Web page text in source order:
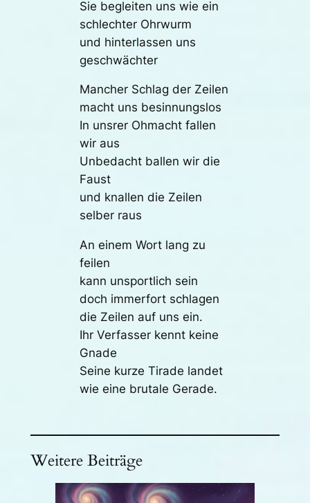
Sie begleiten uns wie ein
schlechter Ohrwurm
und hinterlassen uns
geschwächter
Mancher Schlag der Zeilen
macht uns besinnungslos
In unsrer Ohmacht fallen
wir aus
Unbedacht ballen wir die
Faust
und knallen die Zeilen
selber raus
An einem Wort lang zu
feilen
kann unsportlich sein
doch immerfort schlagen
die Zeilen auf uns ein.
Ihr Verfasser kennt keine
Gnade
Seine kurze Tirade landet
wie eine brutale Gerade.
Weitere Beiträge